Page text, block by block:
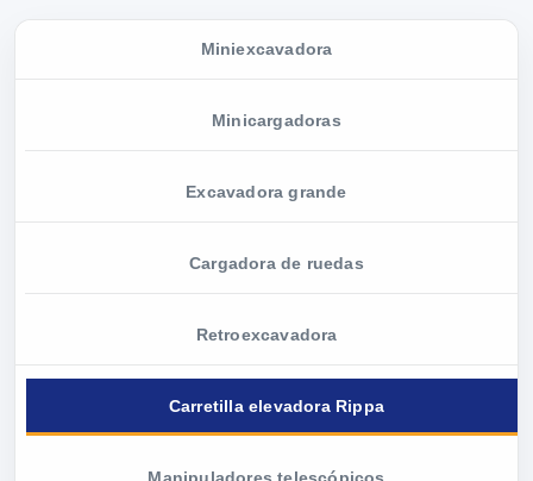
Miniexcavadora
Minicargadoras
Excavadora grande
Cargadora de ruedas
Retroexcavadora
Carretilla elevadora Rippa